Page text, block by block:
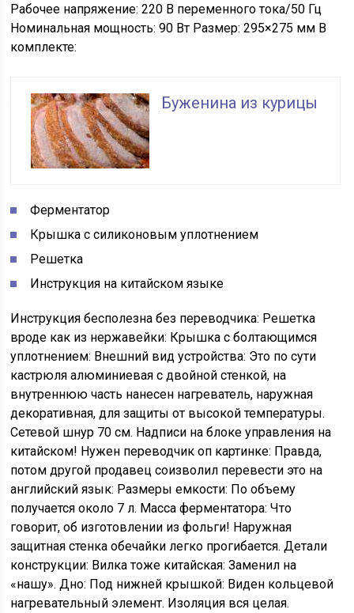
Рабочее напряжение: 220 В переменного тока/50 Гц
Номинальная мощность: 90 Вт Размер: 295×275 мм В
комплекте:
Буженина из курицы
Ферментатор
Крышка с силиконовым уплотнением
Решетка
Инструкция на китайском языке
Инструкция бесполезна без переводчика: Решетка
вроде как из нержавейки: Крышка с болтающимся
уплотнением: Внешний вид устройства: Это по сути
кастрюля алюминиевая с двойной стенкой, на
внутреннюю часть нанесен нагреватель, наружная
декоративная, для защиты от высокой температуры.
Сетевой шнур 70 см. Надписи на блоке управления на
китайском! Нужен переводчик оп картинке: Правда,
потом другой продавец соизволил перевести это на
английский язык: Размеры емкости: По объему
получается около 7 л. Масса ферментатора: Что
говорит, об изготовлении из фольги! Наружная
защитная стенка обечайки легко прогибается. Детали
конструкции: Вилка тоже китайская: Заменил на
«нашу». Дно: Под нижней крышкой: Виден кольцевой
нагревательный элемент. Изоляция вся целая.